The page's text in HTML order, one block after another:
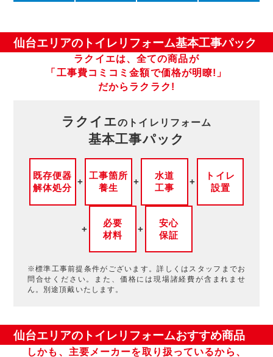
仙台エリアのトイレリフォーム基本工事パック
ラクイエは、全ての商品が
「工事費コミコミ金額で価格が明瞭!」
だからラクラク!
ラクイエのトイレリフォーム
基本工事パック
既存便器
解体処分
工事箇所
養生
水道
工事
トイレ
設置
必要
材料
安心
保証
※標準工事前提条件がございます。詳しくはスタッフまでお
問合せください。また、価格には現場諸経費が含まれませ
ん。別途頂戴いたします。
仙台エリアのトイレリフォームおすすめ商品
しかも、主要メーカーを取り扱っているから、